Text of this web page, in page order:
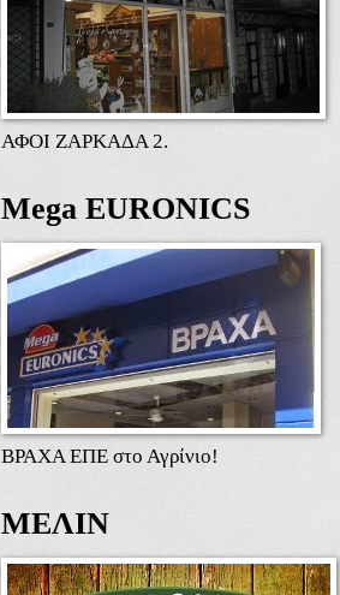
ΑΦΟΙ ΖΑΡΚΑΔΑ 2.
Mega EURONICS
ΒΡΑΧΑ ΕΠΕ στο Αγρίνιο!
ΜΕΛΙΝ